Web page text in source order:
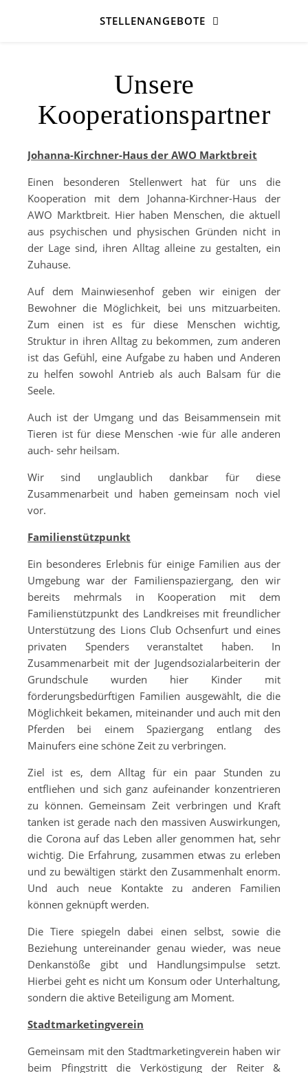
STELLENANGEBOTE
Unsere
Kooperationspartner
Johanna-Kirchner-Haus der AWO Marktbreit
Einen besonderen Stellenwert hat für uns die
Kooperation mit dem Johanna-Kirchner-Haus der
AWO Marktbreit. Hier haben Menschen, die aktuell
aus psychischen und physischen Gründen nicht in
der Lage sind, ihren Alltag alleine zu gestalten, ein
Zuhause.
Auf dem Mainwiesenhof geben wir einigen der
Bewohner die Möglichkeit, bei uns mitzuarbeiten.
Zum einen ist es für diese Menschen wichtig,
Struktur in ihren Alltag zu bekommen, zum anderen
ist das Gefühl, eine Aufgabe zu haben und Anderen
zu helfen sowohl Antrieb als auch Balsam für die
Seele.
Auch ist der Umgang und das Beisammensein mit
Tieren ist für diese Menschen -wie für alle anderen
auch- sehr heilsam.
Wir sind unglaublich dankbar für diese
Zusammenarbeit und haben gemeinsam noch viel
vor.
Familienstützpunkt
Ein besonderes Erlebnis für einige Familien aus der
Umgebung war der Familienspaziergang, den wir
bereits mehrmals in Kooperation mit dem
Familienstützpunkt des Landkreises mit freundlicher
Unterstützung des Lions Club Ochsenfurt und eines
privaten Spenders veranstaltet haben. In
Zusammenarbeit mit der Jugendsozialarbeiterin der
Grundschule wurden hier Kinder mit
förderungsbedürftigen Familien ausgewählt, die die
Möglichkeit bekamen, miteinander und auch mit den
Pferden bei einem Spaziergang entlang des
Mainufers eine schöne Zeit zu verbringen.
Ziel ist es, dem Alltag für ein paar Stunden zu
entfliehen und sich ganz aufeinander konzentrieren
zu können. Gemeinsam Zeit verbringen und Kraft
tanken ist gerade nach den massiven Auswirkungen,
die Corona auf das Leben aller genommen hat, sehr
wichtig. Die Erfahrung, zusammen etwas zu erleben
und zu bewältigen stärkt den Zusammenhalt enorm.
Und auch neue Kontakte zu anderen Familien
können geknüpft werden.
Die Tiere spiegeln dabei einen selbst, sowie die
Beziehung untereinander genau wieder, was neue
Denkanstöße gibt und Handlungsimpulse setzt.
Hierbei geht es nicht um Konsum oder Unterhaltung,
sondern die aktive Beteiligung am Moment.
Stadtmarketingverein
Gemeinsam mit den Stadtmarketingverein haben wir
beim Pfingstritt die Verköstigung der Reiter &